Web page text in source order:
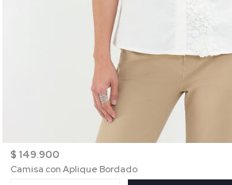
$ 149.900
Camisa con Aplique Bordado